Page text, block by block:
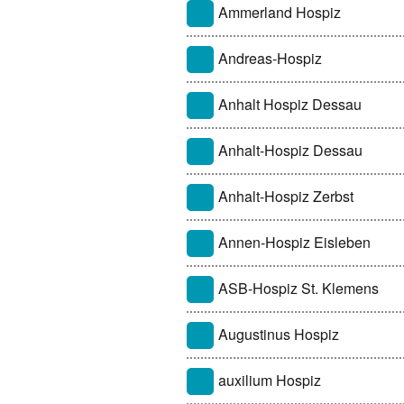
Ammerland Hospiz
Andreas-Hospiz
Anhalt Hospiz Dessau
Anhalt-Hospiz Dessau
Anhalt-Hospiz Zerbst
Annen-Hospiz Eisleben
ASB-Hospiz St. Klemens
Augustinus Hospiz
auxilium Hospiz